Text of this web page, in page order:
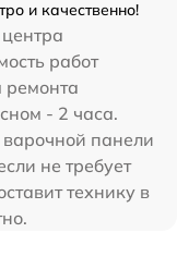
и качественно!
работ
ремонта
- 2 часа.
панели
не требует
технику в